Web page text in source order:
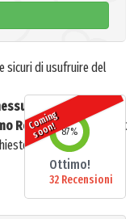
sicuri di usufruire del
costo
Relais Forte Benedek
ed ottenere un
87%
Ottimo!
32 Recensioni
C
o
mi
n
g
s
o
o
n!